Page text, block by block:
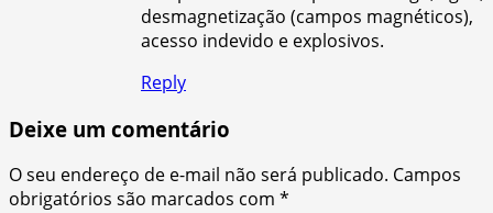
desmagnetização (campos magnéticos),
acesso indevido e explosivos.
Reply
Deixe um comentário
O seu endereço de e-mail não será publicado. Campos
obrigatórios são marcados com *